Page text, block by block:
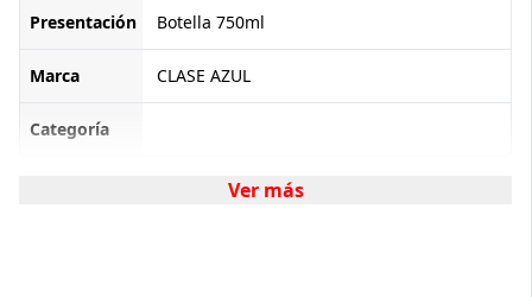
Presentación Botella 750ml
Marca CLASE AZUL
Categoría
Ver más